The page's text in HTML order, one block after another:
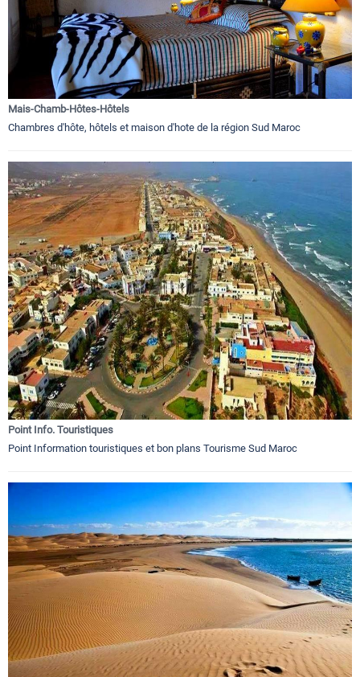
Mais-Chamb-Hôtes-Hôtels
Chambres d'hôte, hôtels et maison d'hote de la région Sud Maroc
Point Info. Touristiques
Point Information touristiques et bon plans Tourisme Sud Maroc